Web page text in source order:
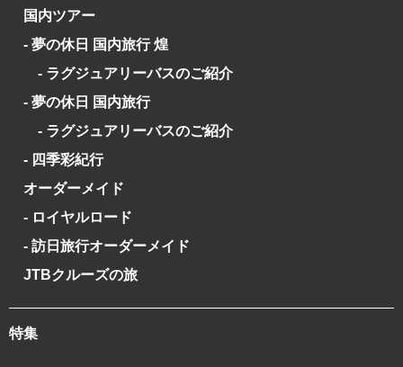
国内ツアー
- 夢の休日 国内旅行 煌
- ラグジュアリーバスのご紹介
- 夢の休日 国内旅行
- ラグジュアリーバスのご紹介
- 四季彩紀行
オーダーメイド
- ロイヤルロード
- 訪日旅行オーダーメイド
JTBクルーズの旅
特集